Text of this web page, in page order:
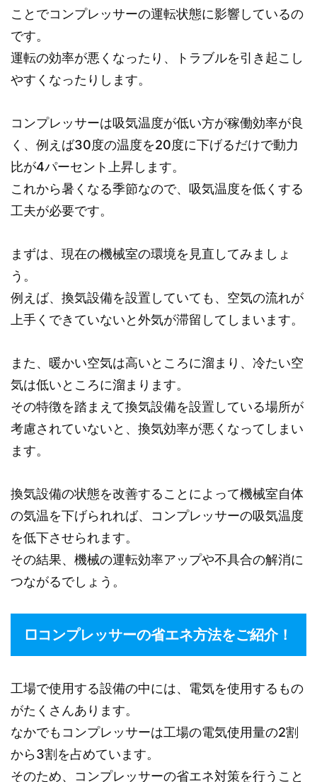
ことでコンプレッサーの運転状態に影響しているの
です。
運転の効率が悪くなったり、トラブルを引き起こし
やすくなったりします。
コンプレッサーは吸気温度が低い方が稼働効率が良
く、例えば30度の温度を20度に下げるだけで動力
比が4パーセント上昇します。
これから暑くなる季節なので、吸気温度を低くする
工夫が必要です。
まずは、現在の機械室の環境を見直してみましょ
う。
例えば、換気設備を設置していても、空気の流れが
上手くできていないと外気が滞留してしまいます。
また、暖かい空気は高いところに溜まり、冷たい空
気は低いところに溜まります。
その特徴を踏まえて換気設備を設置している場所が
考慮されていないと、換気効率が悪くなってしまい
ます。
換気設備の状態を改善することによって機械室自体
の気温を下げられれば、コンプレッサーの吸気温度
を低下させられます。
その結果、機械の運転効率アップや不具合の解消に
つながるでしょう。
□コンプレッサーの省エネ方法をご紹介！
工場で使用する設備の中には、電気を使用するもの
がたくさんあります。
なかでもコンプレッサーは工場の電気使用量の2割
から3割を占めています。
そのため、コンプレッサーの省エネ対策を行うこと